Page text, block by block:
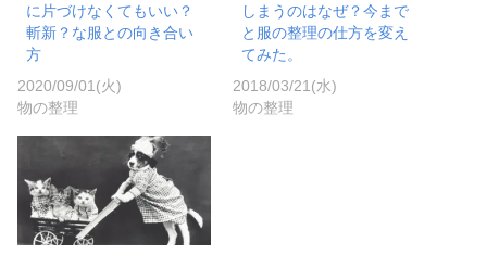
に片づけなくてもいい？
斬新？な服との向き合い
方
2020/09/01(火)
物の整理
しまうのはなぜ？今まで
と服の整理の仕方を変え
てみた。
2018/03/21(水)
物の整理